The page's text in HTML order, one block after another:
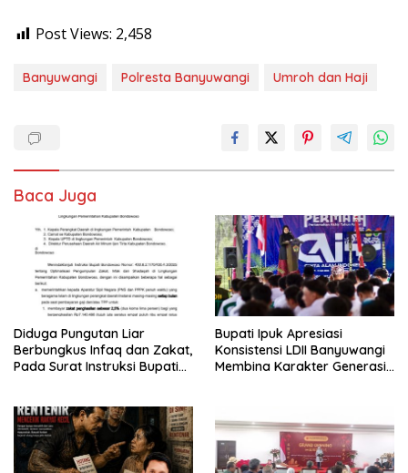
Post Views: 2,458
Banyuwangi Polresta Banyuwangi Umroh dan Haji
Baca Juga
Diduga Pungutan Liar
Berbungkus Infaq dan Zakat,
Pada Surat Instruksi Bupati
Bupati Ipuk Apresiasi
Konsistensi LDII Banyuwangi
Membina Karakter Generasi